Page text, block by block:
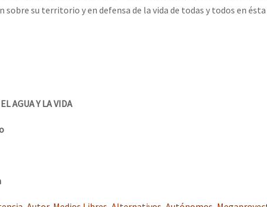
sobre su territorio y en defensa de la vida de todas y todos en
AGUA Y LA VIDA